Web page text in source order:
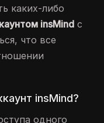
каких-либо
insMind с
что все
insMind?
одного